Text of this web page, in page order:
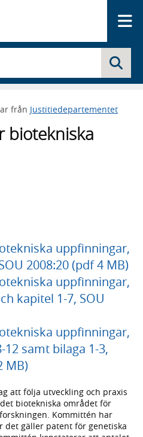
från Justitiedepartementet
biotekniska
uppfinningar,
2008:20 (pdf 4 MB)
uppfinningar,
kapitel 1-7, SOU
uppfinningar,
12 samt bilaga 1-3,
MB)
att följa utveckling och praxis
biotekniska området för
Kommittén har
det gäller patent för genetiska